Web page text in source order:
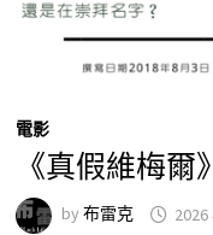
電影
《真假維梅
by 布雷克 2026